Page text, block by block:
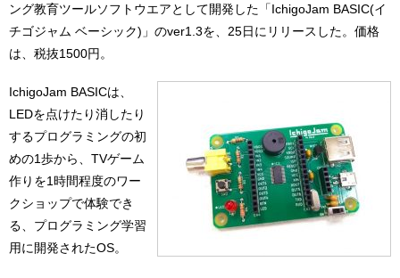
ング教育ツールソフトウエアとして開発した「IchigoJam BASIC(イ
チゴジャム ベーシック)」のver1.3を、25日にリリースした。価格
は、税抜1500円。
IchigoJam BASICは、
LEDを点けたり消したり
するプログラミングの初
めの1歩から、TVゲーム
作りを1時間程度のワー
クショップで体験でき
る、プログラミング学習
用に開発されたOS。